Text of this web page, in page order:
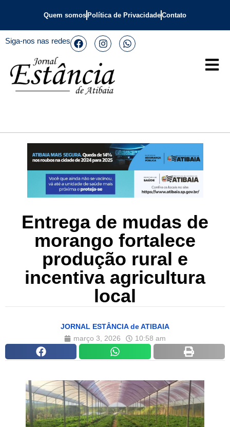
Quem somos Política de PrivacidadeContato
Siga-nos nas redes
Entrega de mudas de
morango fortalece
produção rural e
incentiva agricultura
local
JORNAL ESTÂNCIA de ATIBAIA
março 3, 2026
10:58 am